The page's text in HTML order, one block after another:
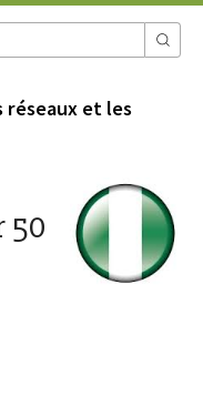
réseaux et les
50